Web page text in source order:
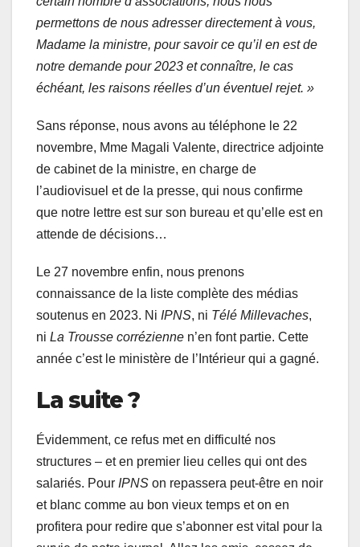
permettons de nous adresser directement à vous,
Madame la ministre, pour savoir ce qu’il en est de
notre demande pour 2023 et connaître, le cas
échéant, les raisons réelles d’un éventuel rejet. »
Sans réponse, nous avons au téléphone le 22
novembre, Mme Magali Valente, directrice adjointe
de cabinet de la ministre, en charge de
l’audiovisuel et de la presse, qui nous confirme
que notre lettre est sur son bureau et qu’elle est en
attende de décisions…
Le 27 novembre enfin, nous prenons
connaissance de la liste complète des médias
soutenus en 2023. Ni IPNS, ni Télé Millevaches,
ni La Trousse corrézienne n’en font partie. Cette
année c’est le ministère de l’Intérieur qui a gagné.
La suite ?
Évidemment, ce refus met en difficulté nos
structures – et en premier lieu celles qui ont des
salariés. Pour IPNS on repassera peut-être en noir
et blanc comme au bon vieux temps et on en
profitera pour redire que s’abonner est vital pour la